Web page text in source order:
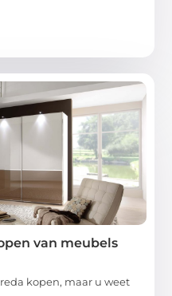
van meubels
kopen, maar u weet